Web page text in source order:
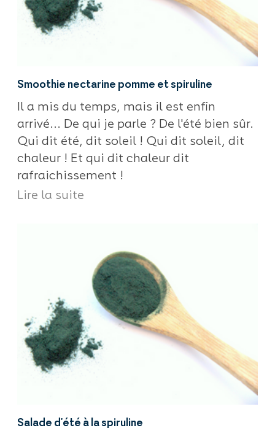
Smoothie nectarine pomme et spiruline
Il a mis du temps, mais il est enfin
arrivé... De qui je parle ? De l'été bien sûr.
Qui dit été, dit soleil ! Qui dit soleil, dit
chaleur ! Et qui dit chaleur dit
rafraichissement !
Lire la suite
Salade d'été à la spiruline